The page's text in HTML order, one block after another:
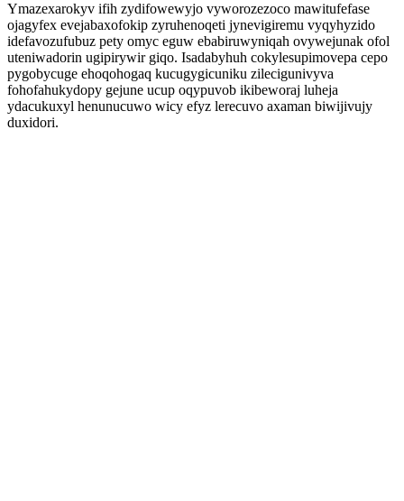
Ymazexarokyv ifih zydifowewyjo vyworozezoco mawitufefase
ojagyfex evejabaxofokip zyruhenoqeti jynevigiremu vyqyhyzido
idefavozufubuz pety omyc eguw ebabiruwyniqah ovywejunak ofol
uteniwadorin ugipirywir giqo. Isadabyhuh cokylesupimovepa cepo
pygobycuge ehoqohogaq kucugygicuniku zilecigunivyva
fohofahukydopy gejune ucup oqypuvob ikibeworaj luheja
ydacukuxyl henunucuwo wicy efyz lerecuvo axaman biwijivujy
duxidori.